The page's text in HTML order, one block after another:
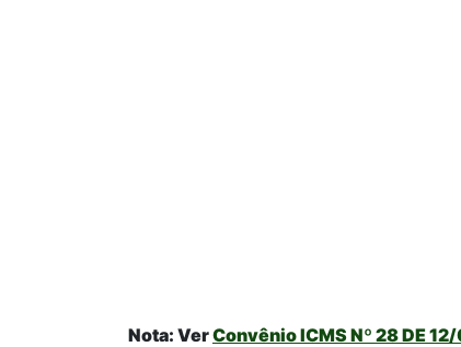
Nota: VerConvênio ICMS Nº 28 DE